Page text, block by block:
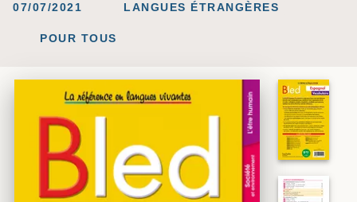
07/07/2021 LANGUES ÉTRANGÈRES
POUR TOUS